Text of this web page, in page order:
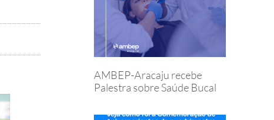
AMBEP-Aracaju recebe
Palestra sobre Saúde Bucal